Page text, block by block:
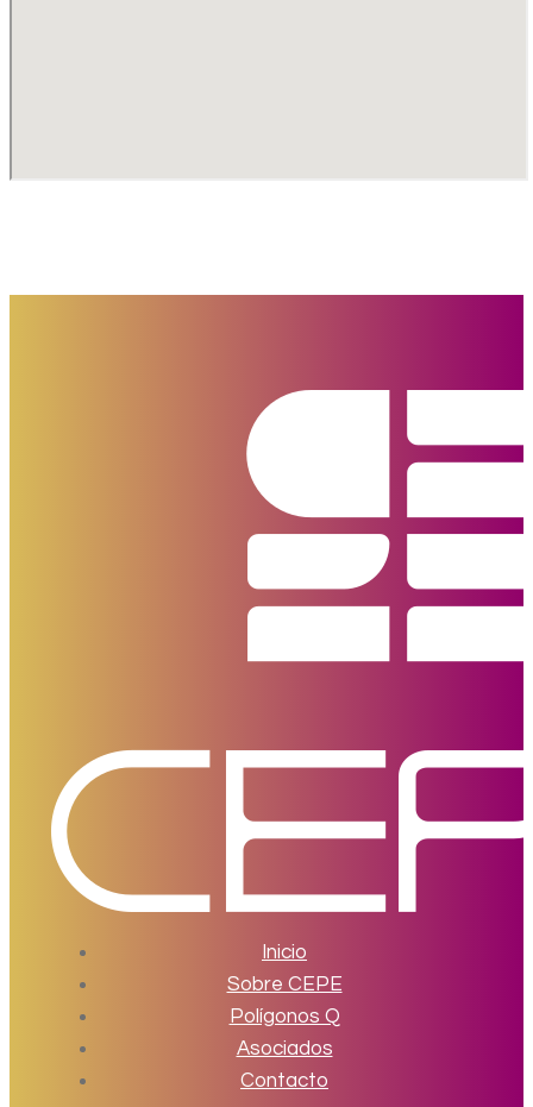
Inicio
Sobre CEPE
Polígonos Q
Asociados
Contacto